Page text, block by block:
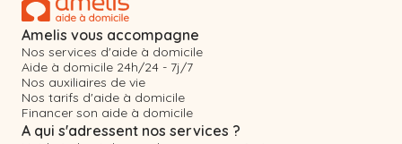
Amelis vous accompagne
Nos services d'aide à domicile
Aide à domicile 24h/24 - 7j/7
Nos auxiliaires de vie
Nos tarifs d'aide à domicile
Financer son aide à domicile
A qui s'adressent nos services ?